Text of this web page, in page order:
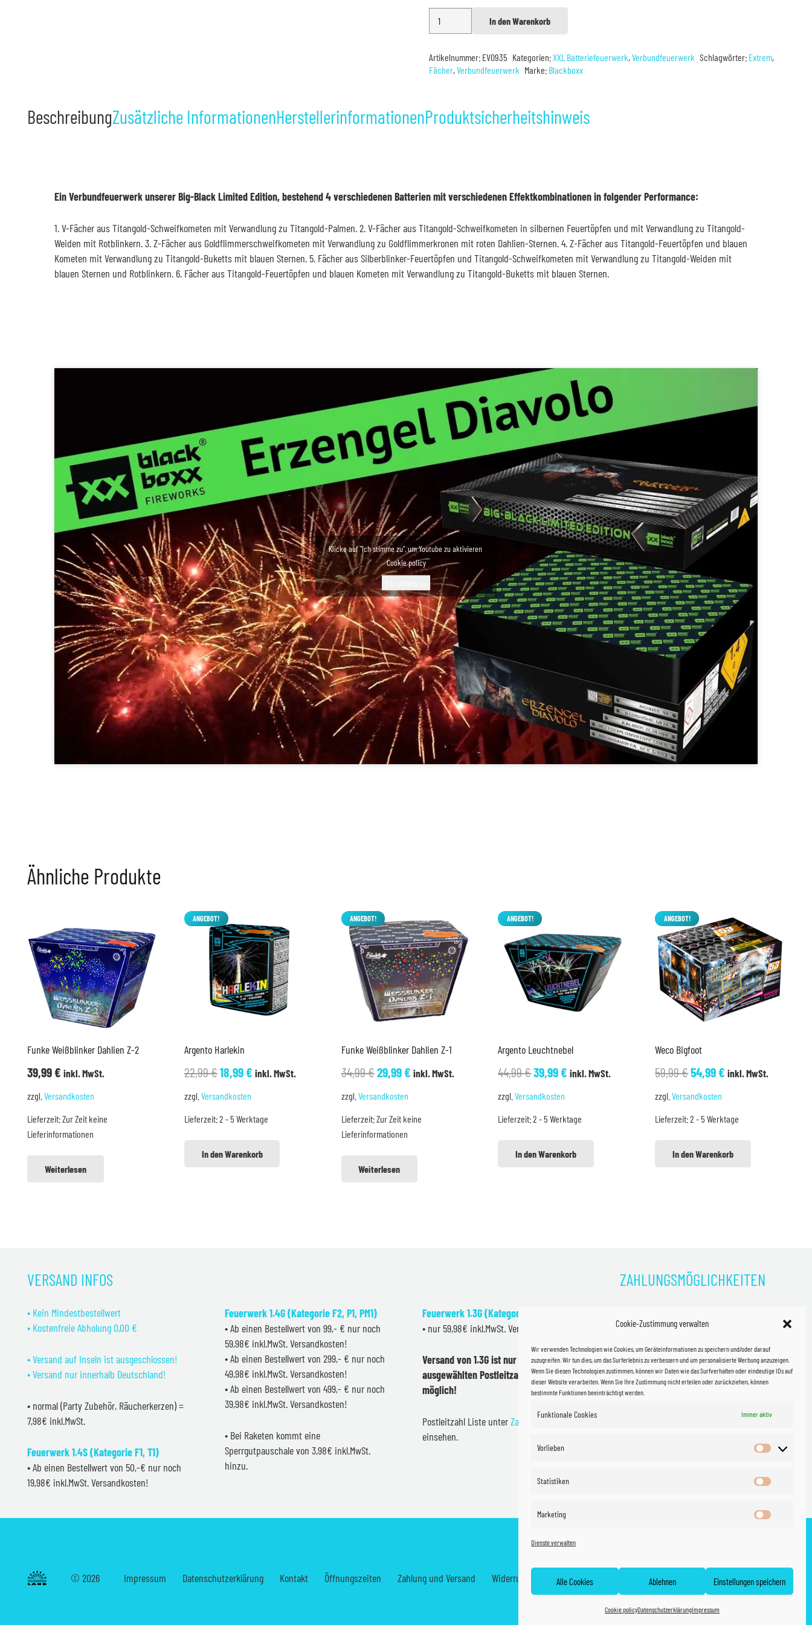
Cookie-Zustimmung verwalten
Wir verwenden Technologien wie Cookies, um Geräteinformationen zu speichern und/oder darauf
zuzugreifen. Wir tun dies, um das Surferlebnis zu verbessern und um personalisierte Werbung anzuzeigen.
Wenn Sie diesen Technologien zustimmen, können wir Daten wie das Surfverhalten oder eindeutige IDs auf
dieser Website verarbeiten. Wenn Sie Ihre Zustimmung nicht erteilen oder zurückziehen, können
bestimmte Funktionen beeinträchtigt werden.
Funktionale Cookies Immer aktiv
Vorlieben Vorlieben
Statistiken
Marketing Marketing
Dienste verwalten
Alle Cookies Ablehnen Einstellungen speichern
Cookie policyDatenschutzerklärungImpressum
Menge
In den Warenkorb
Alternative:
Artikelnummer: EV0935 Kategorien:XXL Batteriefeuerwerk,Verbundfeuerwerk Schlagwörter: Extrem,
Fächer, Verbundfeuerwerk Marke: Blackboxx
BeschreibungZusätzliche InformationenHerstellerinformationenProduktsicherheitshinweis
Ein Verbundfeuerwerk unserer Big-Black Limited Edition, bestehend 4 verschiedenen Batterien mit verschiedenen Effektkombinationen in folgender Performance:
1. V-Fächer aus Titangold-Schweifkometen mit Verwandlung zu Titangold-Palmen. 2. V-Fächer aus Titangold-Schweifkometen in silbernen Feuertöpfen und mit Verwandlung zu Titangold-
Weiden mit Rotblinkern. 3. Z-Fächer aus Goldflimmerschweifkometen mit Verwandlung zu Goldflimmerkronen mit roten Dahlien-Sternen. 4. Z-Fächer aus Titangold-Feuertöpfen und blauen
Kometen mit Verwandlung zu Titangold-Buketts mit blauen Sternen. 5. Fächer aus Silberblinker-Feuertöpfen und Titangold-Schweifkometen mit Verwandlung zu Titangold-Weiden mit
blauen Sternen und Rotblinkern. 6. Fächer aus Titangold-Feuertöpfen und blauen Kometen mit Verwandlung zu Titangold-Buketts mit blauen Sternen.
Klicke auf "Ich stimme zu", um Youtube zu aktivieren
Cookie policy
Ähnliche Produkte
Funke Weißblinker Dahlien Z-2
39,99€ inkl. MwSt.
zzgl. Versandkosten
Lieferzeit:Zur Zeit keine
Lieferinformationen
Weiterlesen
ANGEBOT!
Argento Harlekin
22,99€Ursprünglicher
Preis
22,99 €
18,99€Aktueller
18,99 €.
inkl. MwSt.
zzgl. Versandkosten
Lieferzeit:2 - 5 Werktage
In den Warenkorb
ANGEBOT!
Funke Weißblinker Dahlien Z-1
34,99€Ursprünglicher
Preis
34,99 €
29,99€Aktueller
29,99 €.
inkl. MwSt.
zzgl. Versandkosten
Lieferzeit:Zur Zeit keine
Lieferinformationen
Weiterlesen
ANGEBOT!
Argento Leuchtnebel
44,99€Ursprünglicher
Preis
44,99 €
39,99€Aktueller
39,99 €.
inkl. MwSt.
zzgl.Versandkosten
Lieferzeit:2 - 5 Werktage
In den Warenkorb
ANGEBOT!
Weco Bigfoot
59,99€Ursprünglicher
Preis
59,99 €
54,99€Aktueller
54,99 €.
inkl. MwSt.
zzgl.Versandkosten
Lieferzeit:2 - 5 Werktage
In den Warenkorb
VERSAND INFOS
• Kein Mindestbestellwert
• Kostenfreie Abholung 0,00 €
• Versand auf Inseln ist ausgeschlossen!
• Versand nur innerhalb Deutschland!
• normal (Party Zubehör, Räucherkerzen) =
7,98€ inkl.MwSt.
Feuerwerk 1.4S (Kategorie F1, T1)
• Ab einen Bestellwert von 50,-€ nur noch
19,98€ inkl.MwSt. Versandkosten!
Feuerwerk 1.4G (Kategorie F2, P1, PM1)
• Ab einen Bestellwert von 99,- € nur noch
59,98€ inkl.MwSt. Versandkosten!
• Ab einen Bestellwert von 299,- € nur noch
49,98€ inkl.MwSt. Versandkosten!
• Ab einen Bestellwert von 499,- € nur noch
39,98€ inkl.MwSt. Versandkosten!
• Bei Raketen kommt eine
Sperrgutpauschale von 3,98€ inkl.MwSt.
hinzu.
Feuerwerk 1.3G (Kategorie F2)
• nur 59,98€ inkl.MwSt. Versandkosten!
Versand von 1.3G ist nur innerhalb
ausgewählten Postleitzahlen in Sachsen
möglich!
Postleitzahl Liste unterZahlung & Versand
einsehen.
ZAHLUNGSMÖGLICHKEITEN
© 2026 Impressum Datenschutzerklärung Kontakt Öffnungszeiten Zahlung und Versand Widerrufsrecht AGB Cookie policy (EU) Vertrag widerrufen